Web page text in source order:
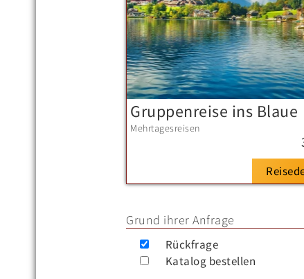
Gruppenreise ins Blaue
Mehrtagesreisen
Grund ihrer Anfrage
Rückfrage
Katalog bestellen